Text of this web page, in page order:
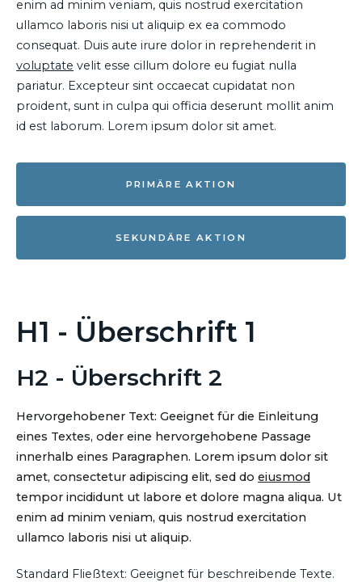
enim ad minim veniam, quis nostrud exercitation
ullamco laboris nisi ut aliquip ex ea commodo
consequat. Duis aute irure dolor in reprehenderit in
voluptate velit esse cillum dolore eu fugiat nulla
pariatur. Excepteur sint occaecat cupidatat non
proident, sunt in culpa qui officia deserunt mollit anim
id est laborum. Lorem ipsum dolor sit amet.
PRIMÄRE AKTION
SEKUNDÄRE AKTION
H1 - Überschrift 1
H2 - Überschrift 2
Hervorgehobener Text: Geeignet für die Einleitung
eines Textes, oder eine hervorgehobene Passage
innerhalb eines Paragraphen. Lorem ipsum dolor sit
amet, consectetur adipiscing elit, sed do eiusmod
tempor incididunt ut labore et dolore magna aliqua. Ut
enim ad minim veniam, quis nostrud exercitation
ullamco laboris nisi ut aliquip.
Standard Fließtext: Geeignet für beschreibende Texte.